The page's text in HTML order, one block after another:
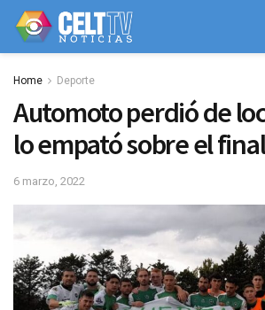
Home Deporte
Automoto perdió de
lo empató sobre el final
6 marzo, 2022